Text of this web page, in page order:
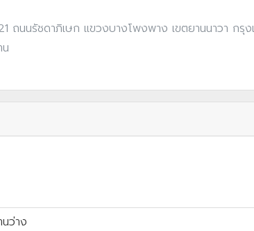
ถนนรัชดาภิเษก แขวงบางโพงพาง เขตยานนาวา กรุ
ว่าง